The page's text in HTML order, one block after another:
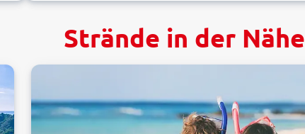
Strände in der Nähe